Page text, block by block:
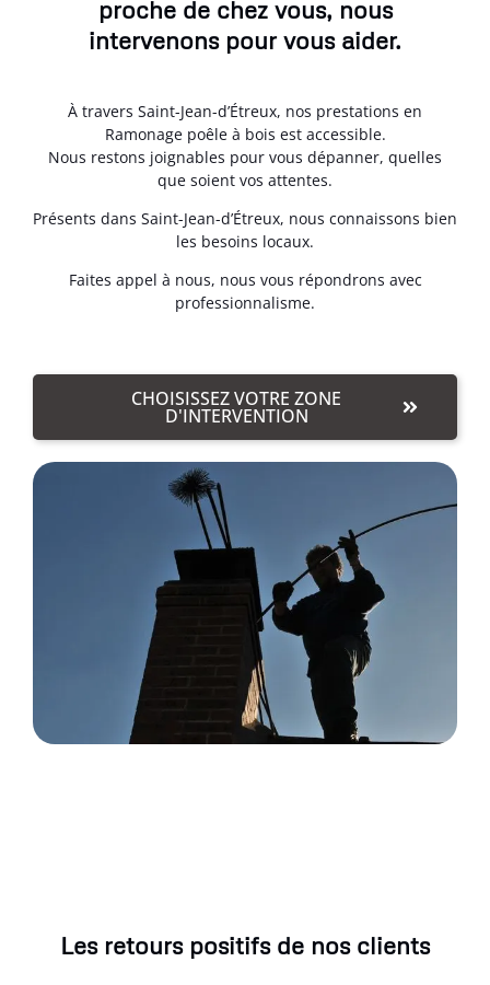
proche de chez vous, nous
intervenons pour vous aider.
À travers Saint-Jean-d’Étreux, nos prestations en
Ramonage poêle à bois est accessible.
Nous restons joignables pour vous dépanner, quelles
que soient vos attentes.
Présents dans Saint-Jean-d’Étreux, nous connaissons bien
les besoins locaux.
Faites appel à nous, nous vous répondrons avec
professionnalisme.
CHOISISSEZ VOTRE ZONE
D'INTERVENTION
Les retours positifs de nos clients